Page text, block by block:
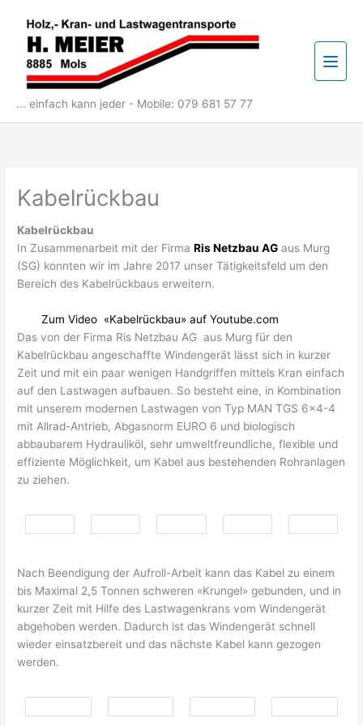
Inhalt
springen
... einfach kann jeder - Mobile: 079 681 57 77
Kabelrückbau
Kabelrückbau
In Zusammenarbeit mit der FirmaRis Netzbau AG aus Murg
(SG) konnten wir im Jahre 2017 unser Tätigkeitsfeld um den
Bereich des Kabelrückbaus erweitern.
Zum Video «Kabelrückbau» auf Youtube.com
Das von der Firma Ris Netzbau AG aus Murg für den
Kabelrückbau angeschaffte Windengerät lässt sich in kurzer
Zeit und mit ein paar wenigen Handgriffen mittels Kran einfach
auf den Lastwagen aufbauen. So besteht eine, in Kombination
mit unserem modernen Lastwagen von Typ MAN TGS 6×4-4
mit Allrad-Antrieb, Abgasnorm EURO 6 und biologisch
abbaubarem Hydrauliköl, sehr umweltfreundliche, flexible und
effiziente Möglichkeit, um Kabel aus bestehenden Rohranlagen
zu ziehen.
Nach Beendigung der Aufroll-Arbeit kann das Kabel zu einem
bis Maximal 2,5 Tonnen schweren «Krungel» gebunden, und in
kurzer Zeit mit Hilfe des Lastwagenkrans vom Windengerät
abgehoben werden. Dadurch ist das Windengerät schnell
wieder einsatzbereit und das nächste Kabel kann gezogen
werden.